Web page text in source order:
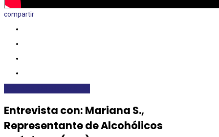
compartir
Entrevista con: Mariana S.,
Representante de Alcohólicos